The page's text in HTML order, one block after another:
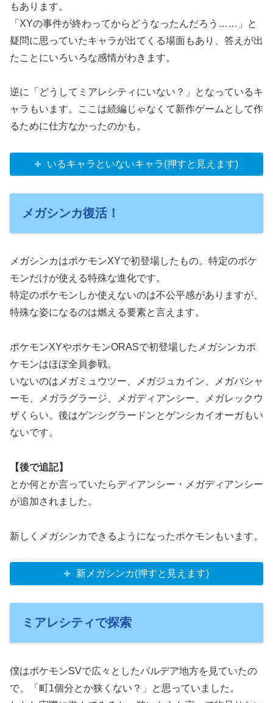
もあります。
「XYの事件が終わってからどうなったんだろう……」と
疑問に思っていたキャラが出てくる場面もあり、答えが出
たことにいろいろな感情がわきます。
逆に「どうしてミアレシティにいない？」となっているキ
ャラもいます。ここは続編じゃなくて新作ゲームとして作
るために仕方なかったのかも。
いるキャラといないキャラ(押すと見えます)
メガシンカ復活！
メガシンカはポケモンXYで初登場したもの。特定のポケ
モンだけが使える特殊な進化です。
特定のポケモンしか使えないのは不公平感がありますが、
特殊な姿になるのは燃える要素と言えます。
ポケモンXYやポケモンORASで初登場したメガシンカポ
ケモンはほぼ全員参戦。
いないのはメガミュウツー、メガジュカイン、メガバシャ
ーモ、メガラグラージ、メガディアンシー、メガレックウ
ザくらい。後はゲンシグラードンとゲンシカイオーガもい
ないです。
【後で追記】
とか何とか言っていたらディアンシー・メガディアンシー
が追加されました。
新しくメガシンカできるようになったポケモンもいます。
新メガシンカ(押すと見えます)
ミアレシティで探索
僕はポケモンSVで広々としたパルデア地方を見ていたの
で、「町1個分とか狭くない？」と思っていました。